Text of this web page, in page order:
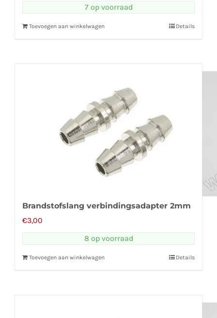
7 op voorraad
Toevoegen aan winkelwagen Details
Brandstofslang verbindingsadapter 2mm
€3,00
8 op voorraad
Toevoegen aan winkelwagen Details